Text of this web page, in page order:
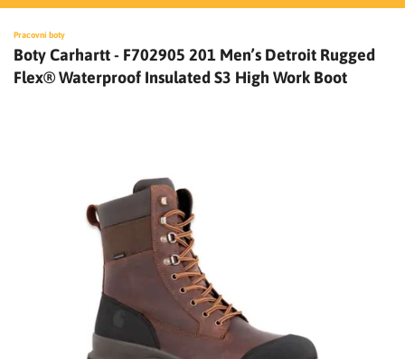
PÁNSKÉ OBLEČENÍ
SLEVY A VÝPRODEJ
LIMITOVANÉ EDICE
Pracovní boty
Boty Carhartt - F702905 201 Men’s Detroit Rugged
Flex® Waterproof Insulated S3 High Work Boot